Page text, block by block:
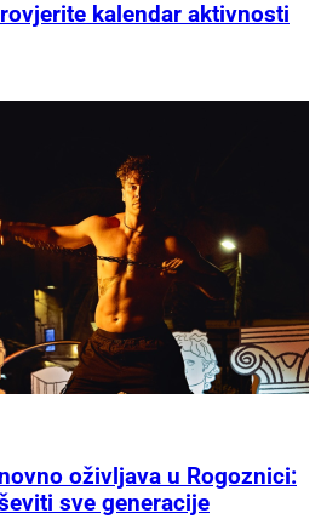
kalendar aktivnosti
oživljava u Rogoznici:
sve generacije